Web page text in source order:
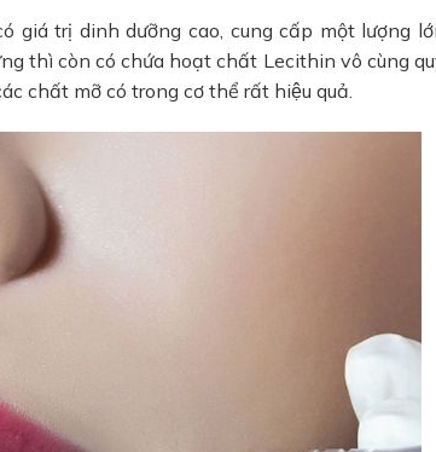
giá trị dinh dưỡng cao, cung cấp một lượng
thì còn có chứa hoạt chất Lecithin vô cùng
chất mỡ có trong cơ thể rất hiệu quả.